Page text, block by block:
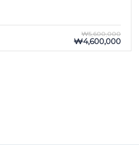
₩5,600,000
₩4,600,000